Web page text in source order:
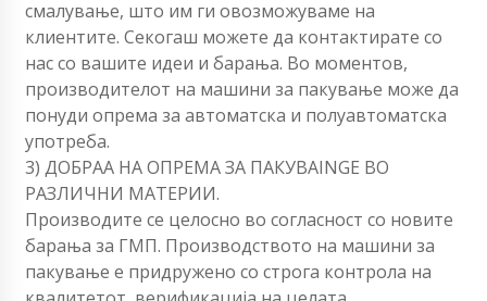
смалување, што им ги овозможуваме на
клиентите. Секогаш можете да контактирате со
нас со вашите идеи и барања. Во моментов,
производителот на машини за пакување може да
понуди опрема за автоматска и полуавтоматска
употреба.
3) ДОБРАА НА ОПРЕМА ЗА ПАКУВАINGЕ ВО
РАЗЛИЧНИ МАТЕРИИ.
Производите се целосно во согласност со новите
барања за ГМП. Производството на машини за
пакување е придружено со строга контрола на